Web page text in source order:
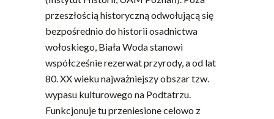
przeszłością historyczną odwołującą się
bezpośrednio do historii osadnictwa
wołoskiego, Biała Woda stanowi
współcześnie rezerwat przyrody, a od lat
80. XX wieku najważniejszy obszar tzw.
wypasu kulturowego na Podtatrzu.
Funkcjonuje tu przeniesione celowo z